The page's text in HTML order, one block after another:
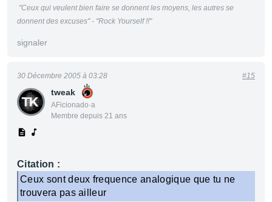
"Ceux qui veulent bien faire se donnent les moyens, les autres se
donnent des excuses" - "Rock Yourself !!"
signaler
tweak
AFicionado·a
Membre depuis 21 ans
30 Décembre 2005 à 03:28 #15
Citation :
Ceux sont deux frequence analogique que tu ne
trouvera pas ailleur